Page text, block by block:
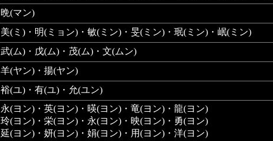
晩(マン)
美(ミ)・明(ミョン)・敏(ミン)・旻(ミン)・珉(ミン)・岷(ミン)
武(ム)・戊(ム)・茂(ム)・文(ムン)
羊(ヤン)・揚(ヤン)
裕(ユ)・有(ユ)・允(ユン)
永(ヨン)・英(ヨン)・暎(ヨン)・竜(ヨン)・龍(ヨン)
玲(ヨン)・栄(ヨン)・永(ヨン)・映(ヨン)・勇(ヨン)
延(ヨン)・妍(ヨン)・娟(ヨン)・用(ヨン)・洋(ヨン)